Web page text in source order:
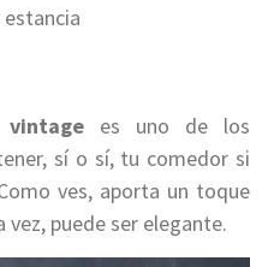
es uno de los
sí o sí, tu comedor si
ves, aporta un toque
puede ser elegante.